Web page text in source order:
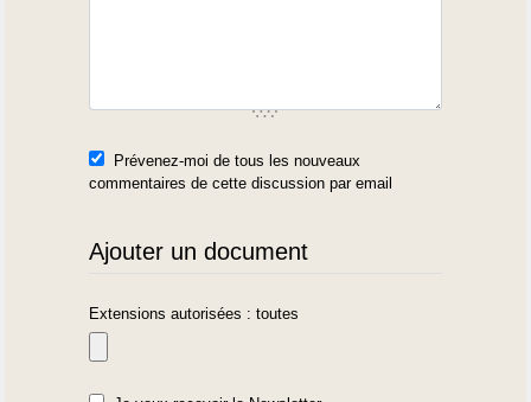
Prévenez-moi de tous les nouveaux
commentaires de cette discussion par email
Ajouter un document
Extensions autorisées : toutes